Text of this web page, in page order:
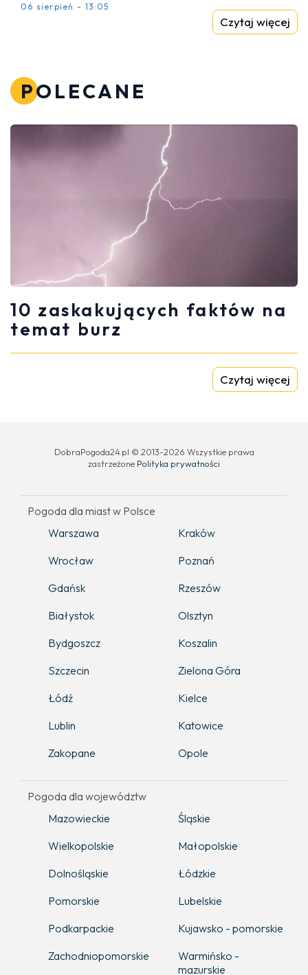
06 sierpień - 13:05
Czytaj więcej
POLECANE
10 zaskakujących faktów na
temat burz
Czytaj więcej
DobraPogoda24.pl © 2013-2026 Wszystkie prawa
zastrzeżone Polityka prywatności
Pogoda dla miast w Polsce
Warszawa
Kraków
Wrocław
Poznań
Gdańsk
Rzeszów
Białystok
Olsztyn
Bydgoszcz
Koszalin
Szczecin
Zielona Góra
Łódź
Kielce
Lublin
Katowice
Zakopane
Opole
Pogoda dla województw
Mazowieckie
Śląskie
Wielkopolskie
Małopolskie
Dolnośląskie
Łódzkie
Pomorskie
Lubelskie
Podkarpackie
Kujawsko - pomorskie
Zachodniopomorskie
Warmińsko -
mazurskie